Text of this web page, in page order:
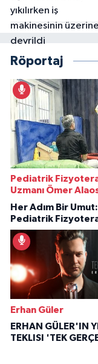
Röportaj
Pediatrik
Uzmanı Ömer
Her Adım Bir Umut:
Pediatrik
İlham Veren
Erhan Güler
ERHAN GÜLER'IN
TEKLISI 'TEK